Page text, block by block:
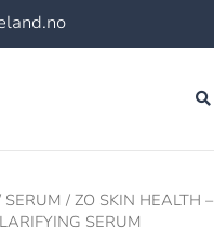
SERUM / ZO SKIN HEALTH –
SERUM